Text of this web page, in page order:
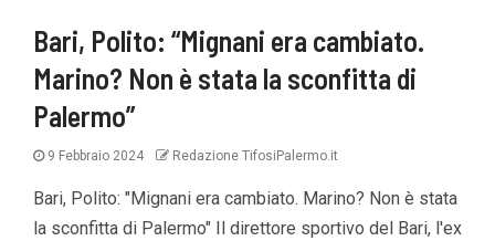
Bari, Polito: “Mignani era cambiato.
Marino? Non è stata la sconfitta di
Palermo”
9 Febbraio 2024 Redazione TifosiPalermo.it
Bari, Polito: "Mignani era cambiato. Marino? Non è stata
la sconfitta di Palermo" Il direttore sportivo del Bari, l'ex